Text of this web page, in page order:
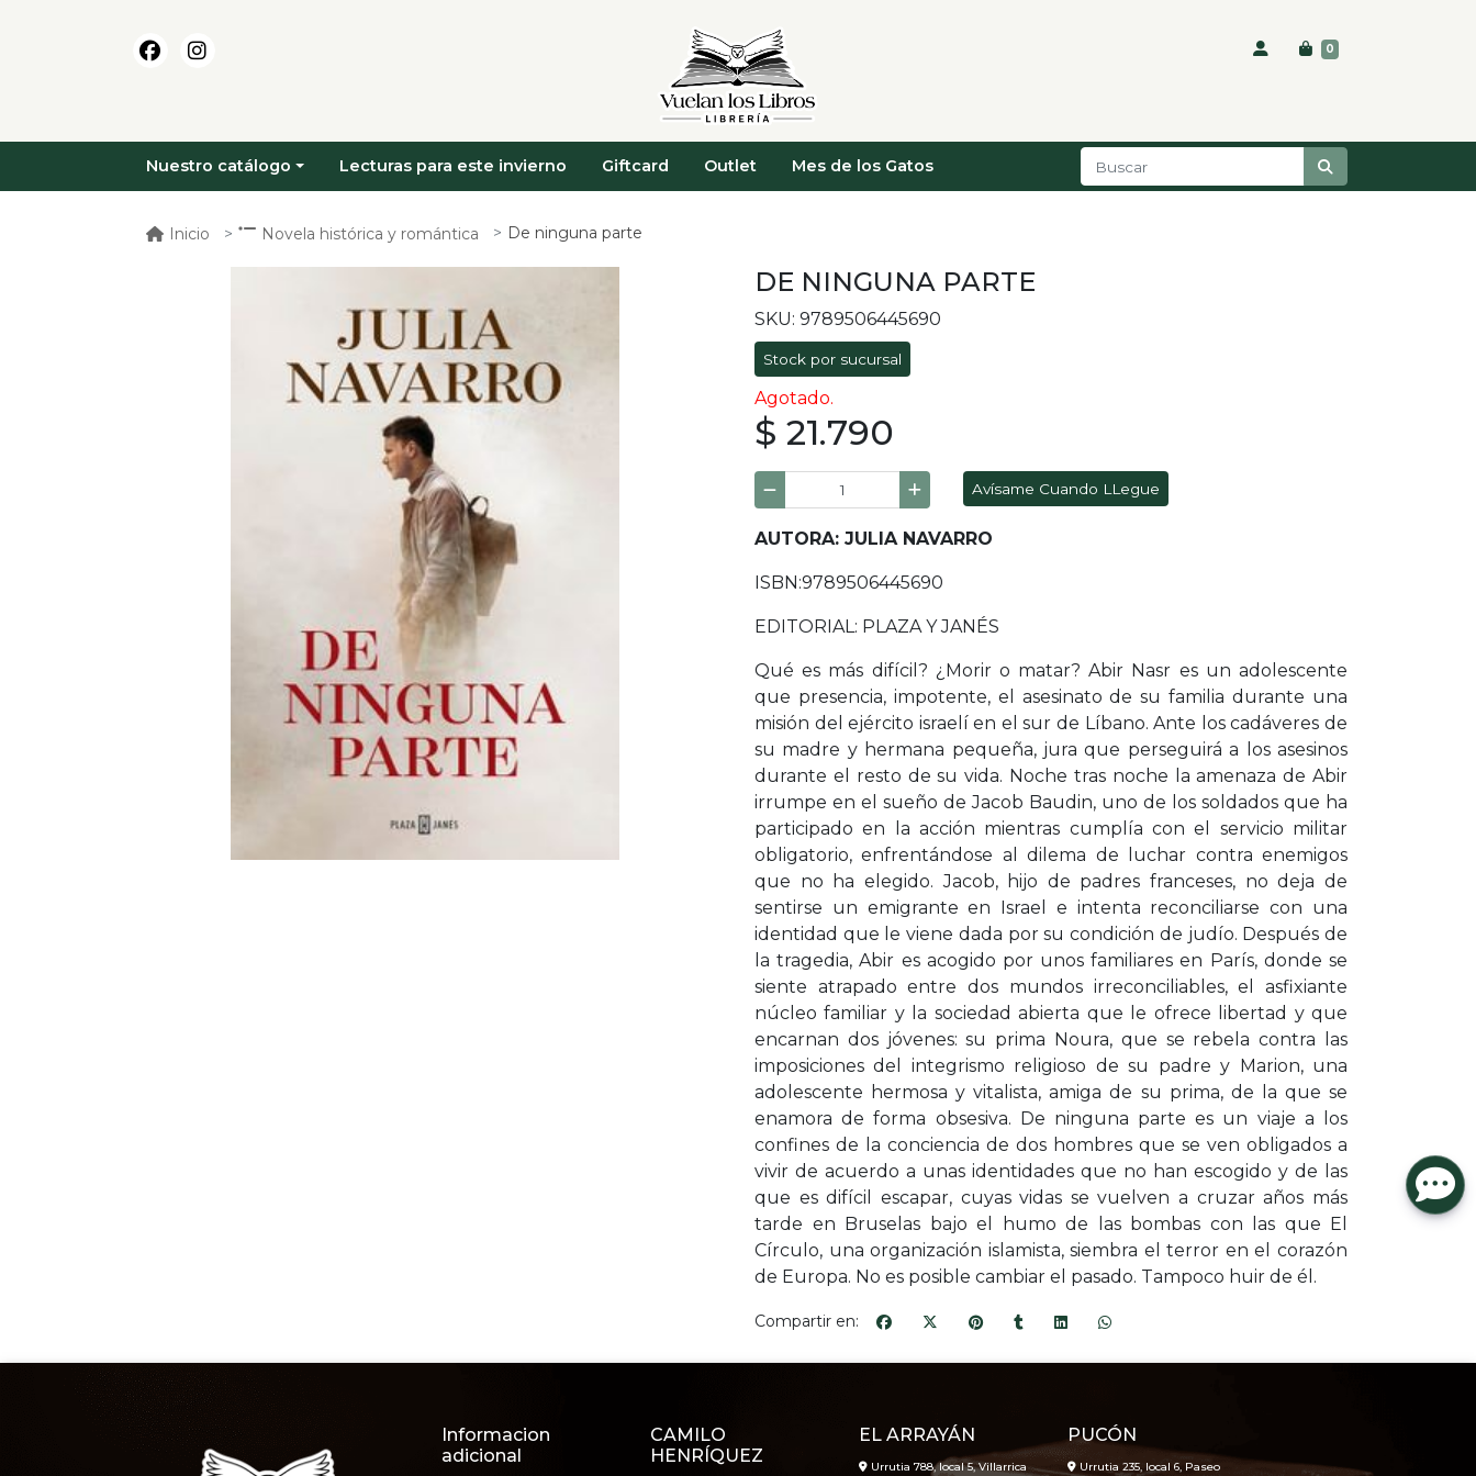
0
Nuestro catálogo Lecturas para este invierno Giftcard Outlet Mes de los Gatos
Inicio Novela histórica y romántica De ninguna parte
DE NINGUNA PARTE
SKU: 9789506445690
Stock por sucursal
Agotado.
$ 21.790
Avísame Cuando LLegue
AUTORA: JULIA NAVARRO
ISBN:9789506445690
EDITORIAL: PLAZA Y JANÉS
Qué es más difícil? ¿Morir o matar? Abir Nasr es un adolescente
que presencia, impotente, el asesinato de su familia durante una
misión del ejército israelí en el sur de Líbano. Ante los cadáveres de
su madre y hermana pequeña, jura que perseguirá a los asesinos
durante el resto de su vida. Noche tras noche la amenaza de Abir
irrumpe en el sueño de Jacob Baudin, uno de los soldados que ha
participado en la acción mientras cumplía con el servicio militar
obligatorio, enfrentándose al dilema de luchar contra enemigos
que no ha elegido. Jacob, hijo de padres franceses, no deja de
sentirse un emigrante en Israel e intenta reconciliarse con una
identidad que le viene dada por su condición de judío. Después de
la tragedia, Abir es acogido por unos familiares en París, donde se
siente atrapado entre dos mundos irreconciliables, el asfixiante
núcleo familiar y la sociedad abierta que le ofrece libertad y que
encarnan dos jóvenes: su prima Noura, que se rebela contra las
imposiciones del integrismo religioso de su padre y Marion, una
adolescente hermosa y vitalista, amiga de su prima, de la que se
enamora de forma obsesiva. De ninguna parte es un viaje a los
confines de la conciencia de dos hombres que se ven obligados a
vivir de acuerdo a unas identidades que no han escogido y de las
que es difícil escapar, cuyas vidas se vuelven a cruzar años más
tarde en Bruselas bajo el humo de las bombas con las que El
Círculo, una organización islamista, siembra el terror en el corazón
de Europa. No es posible cambiar el pasado. Tampoco huir de él.
Compartir en:
Informacion
adicional
CAMILO
HENRÍQUEZ
EL ARRAYÁN
Urrutia 788, local 5, Villarrica
PUCÓN
Urrutia 235, local 6, Paseo